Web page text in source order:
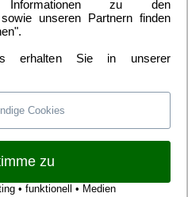
Hertha BSC Berlin(699)
Cup(12)
Feed WordPress.org
Informationen zu den
unseren Partnern finden
erhalten Sie in unserer
Cookies
zu
• funktionell • Medien